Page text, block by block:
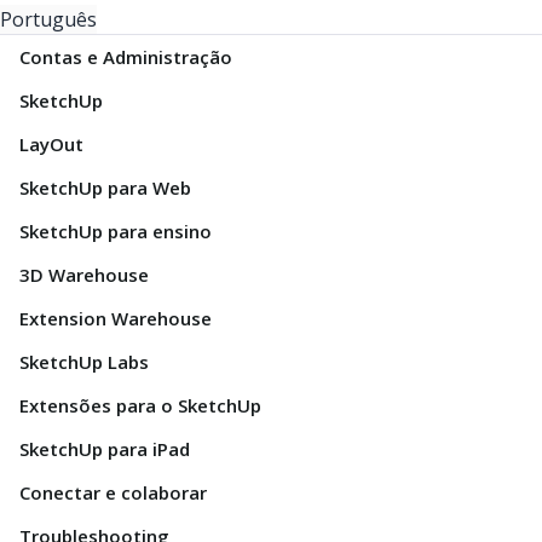
Português
Contas e Administração
SketchUp
LayOut
SketchUp para Web
SketchUp para ensino
3D Warehouse
Extension Warehouse
SketchUp Labs
Extensões para o SketchUp
SketchUp para iPad
Conectar e colaborar
Troubleshooting